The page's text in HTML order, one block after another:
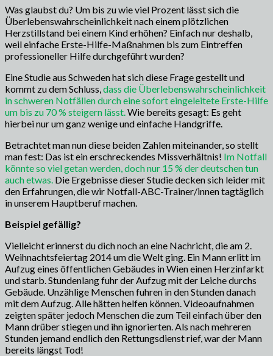
Was glaubst du? Um bis zu wie viel Prozent lässt sich die
Überlebenswahrscheinlichkeit nach einem plötzlichen
Herzstillstand bei einem Kind erhöhen? Einfach nur deshalb,
weil einfache Erste-Hilfe-Maßnahmen bis zum Eintreffen
professioneller Hilfe durchgeführt wurden?
Eine Studie aus Schweden hat sich diese Frage gestellt und
kommt zu dem Schluss,dass die Überlebenswahrscheinlichkeit
in schweren Notfällen durch eine sofort eingeleitete Erste-Hilfe
um bis zu 70 % steigern lässt.Wie bereits gesagt: Es geht
hierbei nur um ganz wenige und einfache Handgriffe.
Betrachtet man nun diese beiden Zahlen miteinander, so stellt
man fest: Das ist ein erschreckendes Missverhältnis! Im Notfall
könnte so viel getan werden, doch nur 15 % der deutschen tun
auch etwas. Die Ergebnisse dieser Studie decken sich leider mit
den Erfahrungen, die wir Notfall-ABC-Trainer/innen tagtäglich
in unserem Hauptberuf machen.
Beispiel gefällig?
Vielleicht erinnerst du dich noch an eine Nachricht, die am 2.
Weihnachtsfeiertag 2014 um die Welt ging. Ein Mann erlitt im
Aufzug eines öffentlichen Gebäudes in Wien einen Herzinfarkt
und starb. Stundenlang fuhr der Aufzug mit der Leiche durchs
Gebäude. Unzählige Menschen fuhren in den Stunden danach
mit dem Aufzug. Alle hätten helfen können. Videoaufnahmen
zeigten später jedoch Menschen die zum Teil einfach über den
Mann drüber stiegen und ihn ignorierten. Als nach mehreren
Stunden jemand endlich den Rettungsdienst rief, war der Mann
bereits längst Tod!